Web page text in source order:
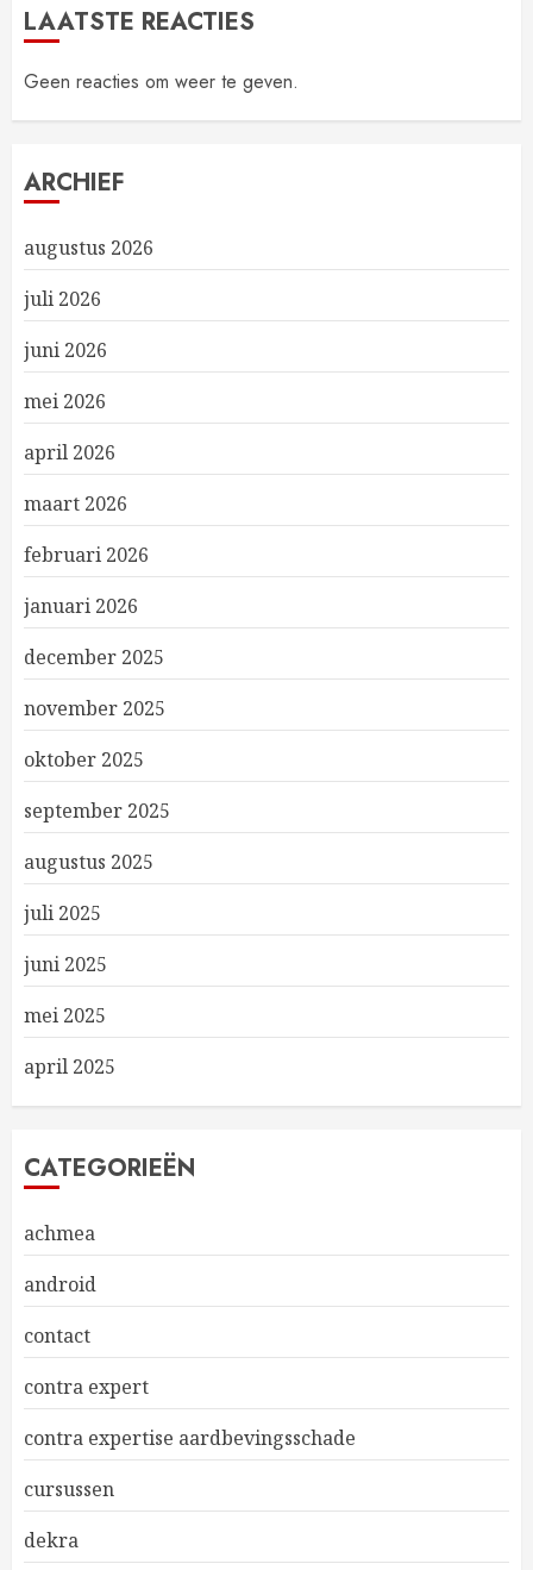
LAATSTE REACTIES
Geen reacties om weer te geven.
ARCHIEF
augustus 2026
juli 2026
juni 2026
mei 2026
april 2026
maart 2026
februari 2026
januari 2026
december 2025
november 2025
oktober 2025
september 2025
augustus 2025
juli 2025
juni 2025
mei 2025
april 2025
CATEGORIEËN
achmea
android
contact
contra expert
contra expertise aardbevingsschade
cursussen
dekra